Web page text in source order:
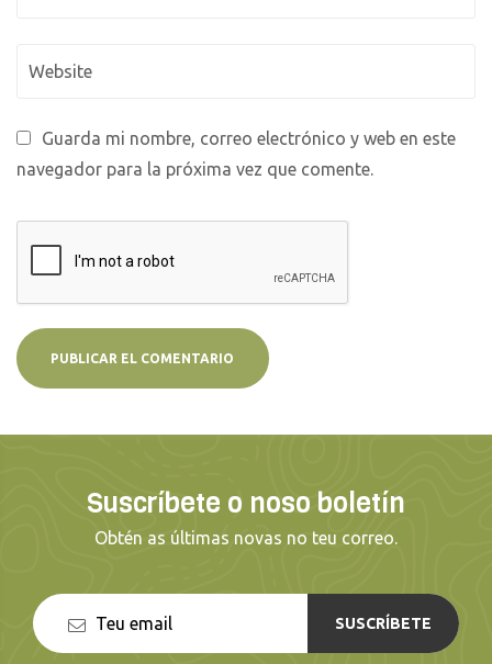
Guarda mi nombre, correo electrónico y web en este
navegador para la próxima vez que comente.
Suscríbete o noso boletín
Obtén as últimas novas no teu correo.
SUSCRÍBETE